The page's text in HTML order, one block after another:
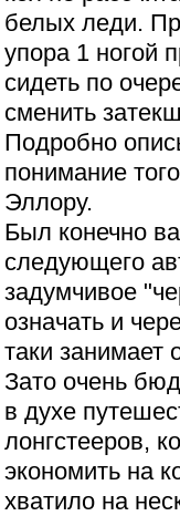
белых леди.
упора 1 ногой
сидеть по
сменить
Подробно
понимание
Эллору.
Был конечно
следующего
задумчивое
означать и
таки занимает
Зато очень
в духе
лонгстееров,
экономить на
хватило на